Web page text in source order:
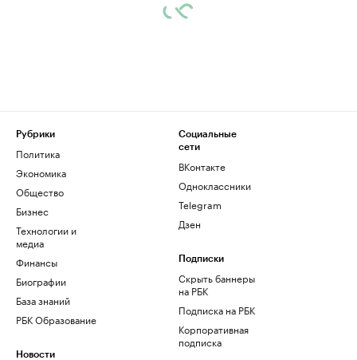
Рубрики
Политика
Экономика
Общество
Бизнес
Технологии и
медиа
Финансы
Биографии
База знаний
РБК Образование
Новости
Социальные
сети
ВКонтакте
Одноклассники
Telegram
Дзен
Подписки
Скрыть баннеры
на РБК
Подписка на РБК
Корпоративная
подписка